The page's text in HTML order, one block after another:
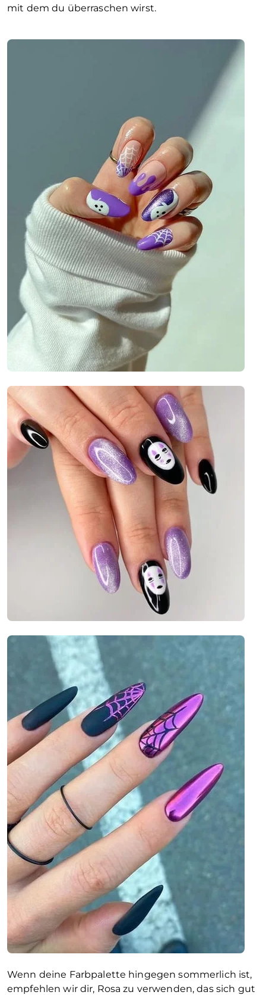
mit dem du überraschen wirst.
Wenn deine Farbpalette hingegen sommerlich ist,
empfehlen wir dir, Rosa zu verwenden, das sich gut